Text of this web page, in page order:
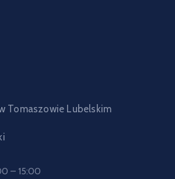
Tomaszowie Lubelskim
– 15:00